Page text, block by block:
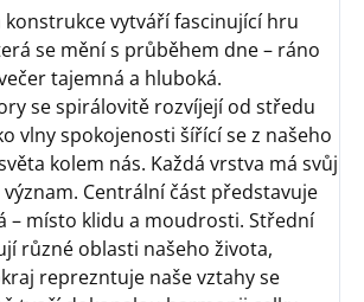
konstrukce vytváří fascinující hru
se mění s průběhem dne – ráno
tajemná a hluboká.
se spirálovitě rozvíjejí od středu
vlny spokojenosti šířící se z našeho
kolem nás. Každá vrstva má svůj
Centrální část představuje
– místo klidu a moudrosti. Střední
různé oblasti našeho života,
reprezntuje naše vztahy se